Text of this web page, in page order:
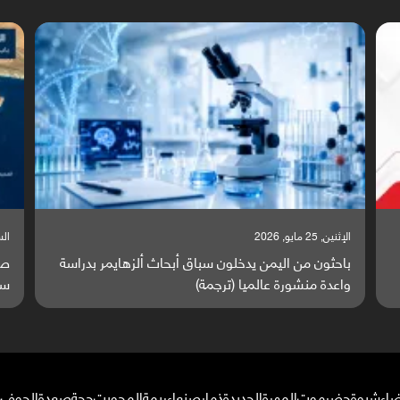
السبت, 23 مايو, 2026
صراع دولي يتصاعد قرب اليمن والبحر الأحمر يتحول إلى
ساحة مواجهة عالمية (ترجمة)